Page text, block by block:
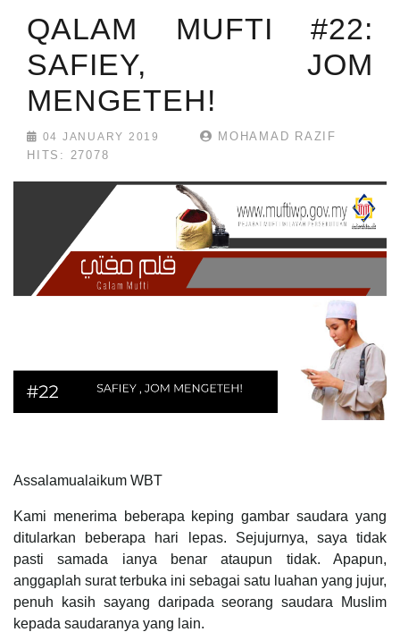
QALAM MUFTI #22:
SAFIEY, JOM
MENGETEH!
04 JANUARY 2019
MOHAMAD RAZIF
HITS: 27078
Assalamualaikum WBT
Kami menerima beberapa keping gambar saudara yang
ditularkan beberapa hari lepas. Sejujurnya, saya tidak
pasti samada ianya benar ataupun tidak. Apapun,
anggaplah surat terbuka ini sebagai satu luahan yang jujur,
penuh kasih sayang daripada seorang saudara Muslim
kepada saudaranya yang lain.